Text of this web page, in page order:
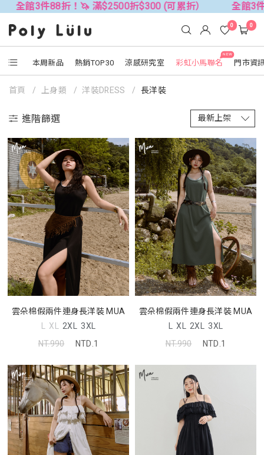
折！🦄 滿$2500折$300 (可累折） 全館3件88折！🦄
本周新品 熱銷TOP30 涼感研究室
NEW
彩虹小馬聯名 門市資
0 0
首頁 上身類 洋裝DRESS 長洋裝
進階篩選
雲朵棉假兩件連身長洋裝 MUA
L XL 2XL 3XL
NT.990
NTD.1
雲朵棉假兩件連身長洋裝 MUA
L XL 2XL 3XL
NT.990
NTD.1